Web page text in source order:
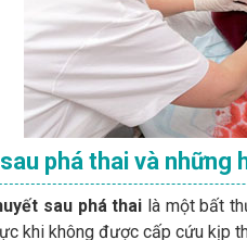
phá thai và những
sau phá thai là một bất
khi không được cấp cứu kịp